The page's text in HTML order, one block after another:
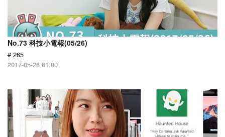
No.73 科技小電報(05/26)
# 265
2017-05-26 01:00